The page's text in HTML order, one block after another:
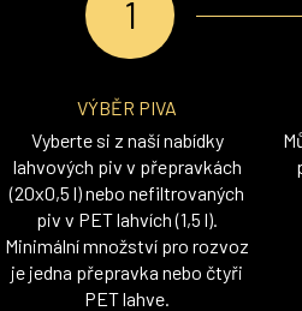
VÝBĚR PIVA
Vyberte si z naší nabídky
lahvových piv v přepravkách
(20x0,5 l) nebo nefiltrovaných
piv v PET lahvích (1,5 l).
Minimální množství pro rozvoz
je jedna přepravka nebo čtyři
PET lahve.